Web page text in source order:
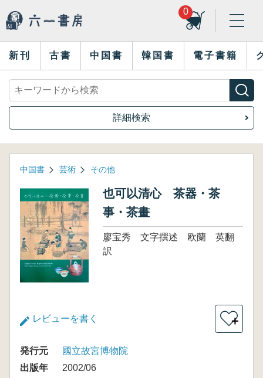
0
新刊 古書 中国書 韓国書 電子書籍
詳細検索
中国書 芸術 その他
也可以清心 茶器・茶
事・茶畫
廖宝秀 文字撰述 欧蘭 英翻
訳
レビューを書く ＋
発行元
國立故宮博物院
出版年
2002/06